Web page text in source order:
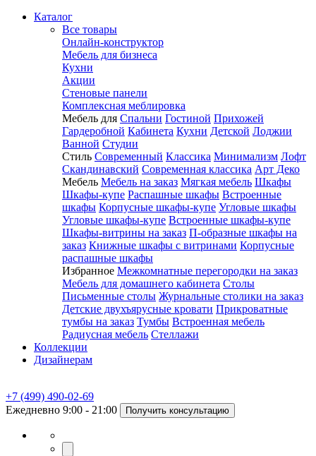
Каталог
Все товары
Онлайн-конструктор
Мебель для бизнеса
Кухни
Акции
Стеновые панели
Комплексная меблировка
Мебель для Спальни Гостиной Прихожей
Гардеробной Кабинета Кухни Детской Лоджии
Ванной Студии
Стиль Современный Классика Минимализм Лофт
Скандинавский Современная классика Арт Деко
Мебель Мебель на заказ Мягкая мебель Шкафы
Шкафы-купе Распашные шкафы Встроенные
шкафы Корпусные шкафы-купе Угловые шкафы
Угловые шкафы-купе Встроенные шкафы-купе
Шкафы-витрины на заказ П-образные шкафы на
заказ Книжные шкафы с витринами Корпусные
распашные шкафы
Избранное Межкомнатные перегородки на заказ
Мебель для домашнего кабинета Столы
Письменные столы Журнальные столики на заказ
Детские двухъярусные кровати Прикроватные
тумбы на заказ Тумбы Встроенная мебель
Радиусная мебель Стеллажи
Коллекции
Дизайнерам
+7 (499) 490-02-69
Ежедневно 9:00 - 21:00
Получить консультацию